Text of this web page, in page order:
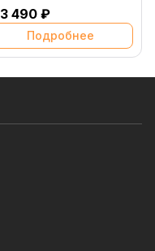
3 490 ₽
Подробнее